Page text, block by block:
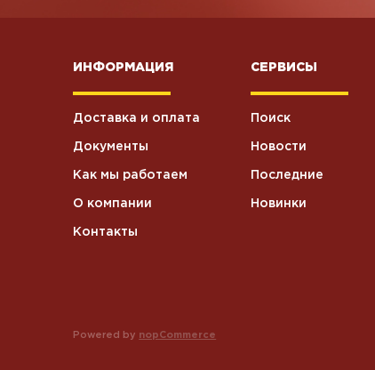
ИНФОРМАЦИЯ
Доставка и оплата
Документы
Как мы работаем
О компании
Контакты
СЕРВИСЫ
Поиск
Новости
Последние
Новинки
Powered by nopCommerce